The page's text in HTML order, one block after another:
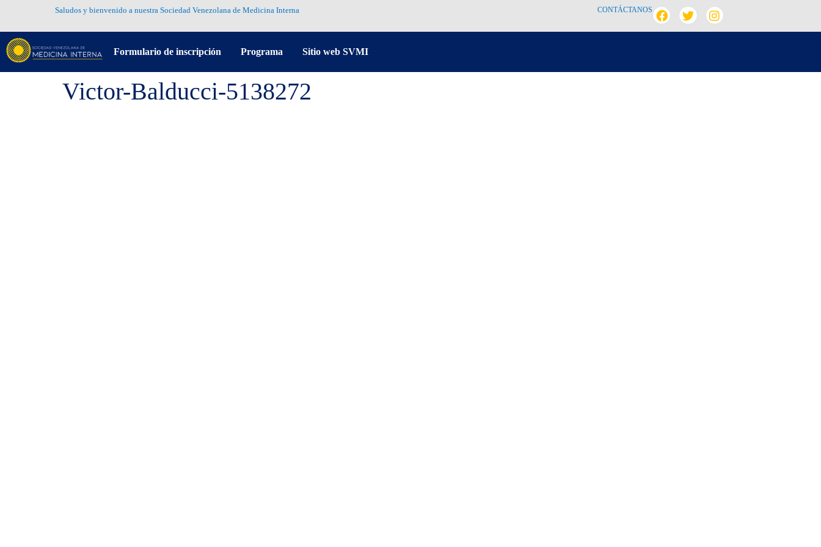
Saludos y bienvenido a nuestra Sociedad Venezolana de Medicina Interna CONTÁCTANOS
Formulario de inscripción Programa Sitio web SVMI
Victor-Balducci-5138272